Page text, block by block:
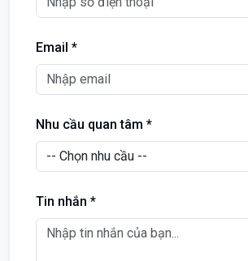
Email *
Nhu cầu quan tâm *
Tin nhắn *